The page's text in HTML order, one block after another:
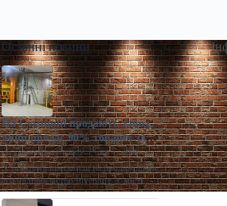
Останні новини
На Сумщині продають завод,
який продає 90% товарів за
кордон
Діана Ярмоленко
Сер 7, 2026
У Конотопі виставили на продаж діюче
агропідприємство/Inventure У місті
Конотоп Сумської області виставили